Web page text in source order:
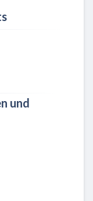
und